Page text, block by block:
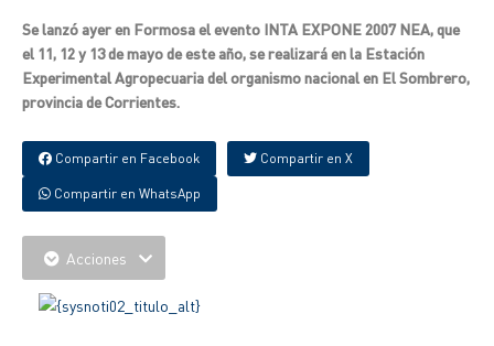
Se lanzó ayer en Formosa el evento INTA EXPONE 2007 NEA, que
el 11, 12 y 13 de mayo de este año, se realizará en la Estación
Experimental Agropecuaria del organismo nacional en El Sombrero,
provincia de Corrientes.
Compartir en Facebook Compartir en X
Compartir en WhatsApp
Acciones